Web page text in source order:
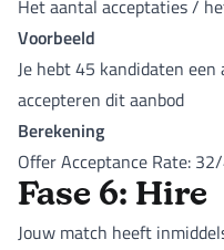
Het aantal acceptaties /
Voorbeeld
Je hebt 45 kandidaten een
accepteren dit aanbod
Berekening
Offer Acceptance Rate:
Fase 6: Hire
Jouw match heeft